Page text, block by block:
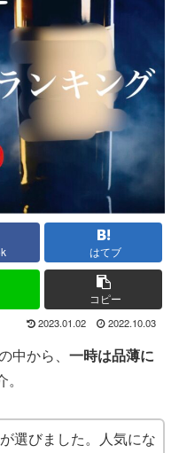
はてブ
コピー
2023.01.02 2022.10.03
から、 一時は品薄に
選びました。人気にな